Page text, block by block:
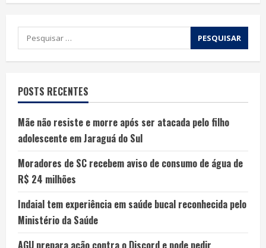
POSTS RECENTES
Mãe não resiste e morre após ser atacada pelo filho
adolescente em Jaraguá do Sul
Moradores de SC recebem aviso de consumo de água de
R$ 24 milhões
Indaial tem experiência em saúde bucal reconhecida pelo
Ministério da Saúde